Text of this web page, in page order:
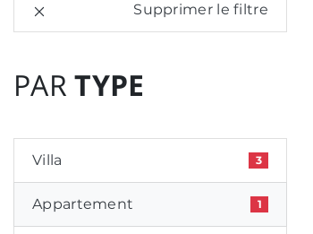
Supprimer le filtre
PARTYPE
Villa 3
Appartement 1